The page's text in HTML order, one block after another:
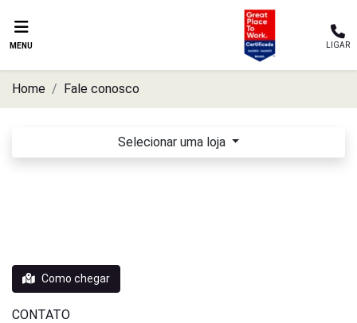
MENU LIGAR
Home Fale conosco
Selecionar uma loja
Como chegar
CONTATO